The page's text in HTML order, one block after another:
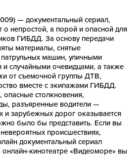
— документальный сериал,
о непростой, а порой и опасной для
ГИБДД. За основу передачи
материалы, снятые
машин, уличными
случайными очевидцами, а также
от съемочной группы ДТВ,
вместе с экипажами ГИБДД.
столкновения,
разъяренные водители —
и зарубежных дорог оказывается
было бы представить. Если вы
происшествиях,
документальный сериал
кинотеатре «Видеоморе» вы